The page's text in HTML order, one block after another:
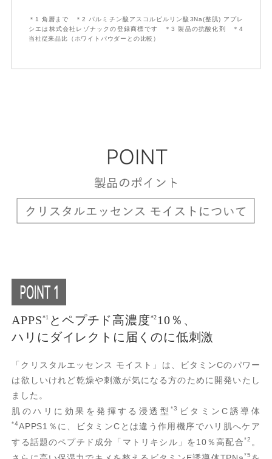
＊1 角層まで ＊2 パルミチン酸アスコルビルリン酸3Na(整肌) アプレ
シエは株式会社レゾナックの登録商標です ＊3 製品の抗酸化剤 ＊4
当社従来品比（ホワイトパウダーとの比較）
APPS*1 とペプチド高濃度*210％、
ハリにダイレクトに届くのに低刺激
「クリスタルエッセンス モイスト」は、ビタミンCのパワー
は欲しいけれど乾燥や刺激が気になる方のために開発いたし
ました。
肌のハリに効果を発揮する浸透型*3 ビタミンC誘導体
*4APPS1％に、ビタミンCとは違う作用機序でハリ肌へケア
する話題のペプチド成分「マトリキシル」を10％高配合*2 。
*5